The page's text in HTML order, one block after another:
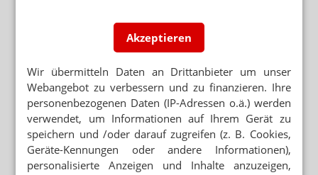
Akzeptieren
Wir übermitteln Daten an Drittanbieter um unser
Webangebot zu verbessern und zu finanzieren. Ihre
personenbezogenen Daten (IP-Adressen o.ä.) werden
verwendet, um Informationen auf Ihrem Gerät zu
speichern und /oder darauf zugreifen (z. B. Cookies,
Geräte-Kennungen oder andere Informationen),
personalisierte Anzeigen und Inhalte anzuzeigen,